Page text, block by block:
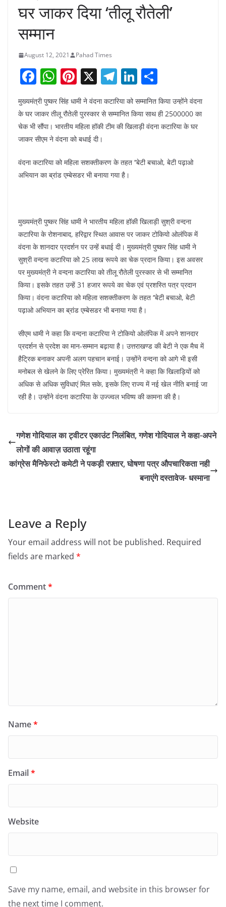
घर जाकर दिया ‘तीलू रौतेली’
सम्मान
August 12, 2021 Pahad Times
F
a
c
e
b
o
o
W
h
at
s
A
p
p
Pi
nt
er
e
st
X T
el
e
gr
m
Li
k
e
n
h
ar
e
मुख्यमंत्री पुष्कर सिंह धामी ने वंदना कटारिया को सम्मानित किया उन्होंने वंदना
के घर जाकर तीलू रौतेली पुरस्कार से सम्मानित किया साथ ही 2500000 का
चेक भी सौंपा। भारतीय महिला हॉकी टीम की खिलाड़ी वंदना कटारिया के घर
जाकर सीएम ने वंदना को बधाई दी।
वंदना कटारिया को महिला सशक्तीकरण के तहत ‘‘बेटी बचाओ, बेटी पढ़ाओ
अभियान का ब्रांड एम्बेसडर भी बनाया गया है।
मुख्यमंत्री पुष्कर सिंह धामी ने भारतीय महिला हॉकी खिलाड़ी सुश्री वन्दना
कटारिया के रोशनाबाद, हरिद्वार स्थित आवास पर जाकर टोकियो ओलंपिक में
वंदना के शानदार प्रदर्शन पर उन्हें बधाई दी। मुख्यमंत्री पुष्कर सिंह धामी ने
सुश्री वन्दना कटारिया को 25 लाख रूपये का चेक प्रदान किया। इस अवसर
पर मुख्यमंत्री ने वन्दना कटारिया को तीलू रौतेली पुरस्कार से भी सम्मानित
किया। इसके तहत उन्हें 31 हजार रूपये का चेक एवं प्रशस्ति पत्र प्रदान
किया। वंदना कटारिया को महिला सशक्तीकरण के तहत ‘‘बेटी बचाओ, बेटी
पढ़ाओ अभियान का ब्रांड एम्बेसडर भी बनाया गया है।
सीएम धामी ने कहा कि वन्दना कटारिया ने टोकियो ओलंपिक में अपने शानदार
प्रदर्शन से प्रदेश का मान-सम्मान बढ़ाया है। उत्तराखण्ड की बेटी ने एक मैच में
हैट्रिक बनाकर अपनी अलग पहचान बनाई। उन्होंने वन्दना को आगे भी इसी
मनोबल से खेलने के लिए प्रेरित किया। मुख्यमंत्री ने कहा कि खिलाड़ियों को
अधिक से अधिक सुविधाएं मिल सके, इसके लिए राज्य में नई खेल नीति बनाई जा
रही है। उन्होंने वंदना कटारिया के उज्ज्वल भविष्य की कामना की है।
गणेश गोदियाल का ट्वीटर एकाउंट निलंबित, गणेश गोदियाल ने कहा-अपने
लोगों की आवाज़ उठाता रहूंगा
कांग्रेस मैनिफेस्टो कमेटी ने पकड़ी रफ़्तार, घोषणा पत्र औपचारिकता नही
बनाएंगे दस्तावेज- धस्माना
Leave a Reply
Your email address will not be published. Required
fields are marked *
Comment*
Name*
Email*
Website
Save my name, email, and website in this browser for
the next time I comment.